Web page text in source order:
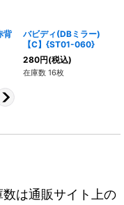
背
バビディ(DBミラー)
【C】{ST01-060}
280円(税込)
在庫数 16枚
は通販サイト上の